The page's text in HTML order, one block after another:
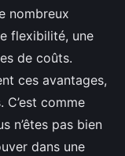
nombreux
flexibilité, une
de coûts.
ces avantages,
comme
n’êtes pas bien
dans une